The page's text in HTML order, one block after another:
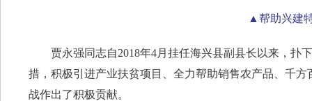
▲帮助兴建
贾永强同志自2018年4月挂任海兴县副县长以来，扑
措，积极引进产业扶贫项目、全力帮助销售农产品、千
战作出了积极贡献。